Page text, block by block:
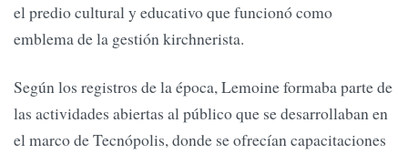
el predio cultural y educativo que funcionó como
emblema de la gestión kirchnerista.
Según los registros de la época, Lemoine formaba parte de
las actividades abiertas al público que se desarrollaban en
el marco de Tecnópolis, donde se ofrecían capacitaciones